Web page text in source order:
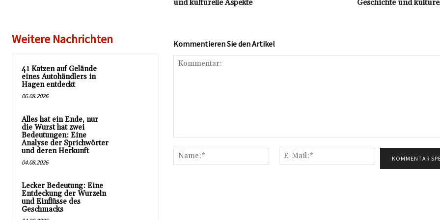
und kulturelle Aspekte
Geschichte und
Weitere Nachrichten
41 Katzen auf Gelände
eines Autohändlers in
Hagen entdeckt
06.08.2026
Alles hat ein Ende, nur
die Wurst hat zwei
Bedeutungen: Eine
Analyse der Sprichwörter
und deren Herkunft
04.08.2026
Lecker Bedeutung: Eine
Entdeckung der Wurzeln
und Einflüsse des
Geschmacks
Kommentieren Sie den Artikel
Name:*
Mail:*